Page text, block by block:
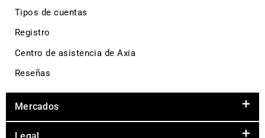
Tipos de cuentas
Registro
Centro de asistencia de Axia
Reseñas
Mercados